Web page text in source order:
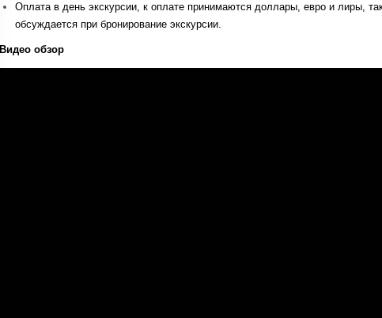
Оплата в день экскурсии, к оплате принимаются доллары, евро и лиры,
обсуждается при бронирование экскурсии.
Видео обзор